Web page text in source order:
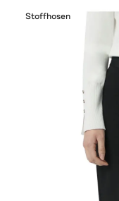
Stoffhosen